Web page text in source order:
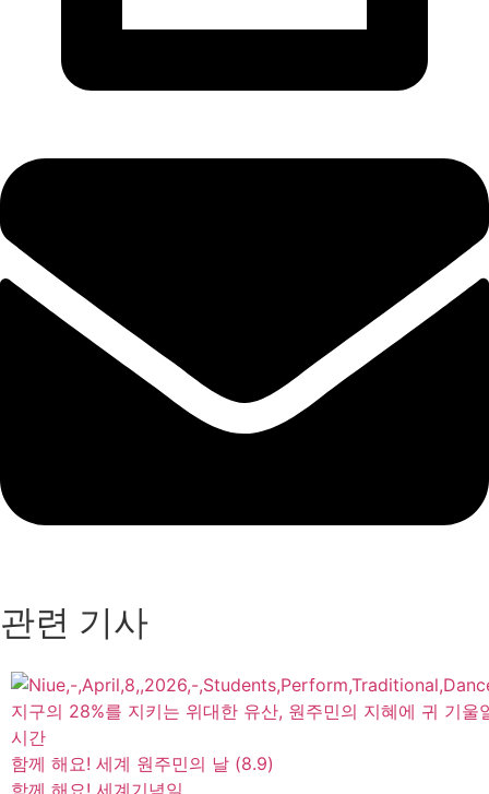
관련 기사
지구의 28%를 지키는 위대한 유산, 원주민의 지혜에 귀 기울
시간
함께 해요! 세계 원주민의 날 (8.9)
함께 해요! 세계기념일